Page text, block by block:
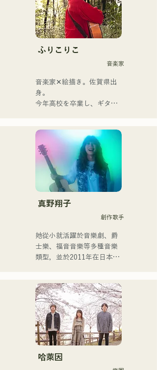
由主唱兼吉他手神谷雄馬傾
情演繹的懷舊歌曲，將流行
搖滾的精髓淋漓盡致地展現
出來。時而柔和、時而激昂
的旋律和歌詞，加上樂團成
以「令和歌謠搖滾」為名，
活躍於樂壇。
ふりこりこ
音楽家
音楽家✕絵描き。佐賀県出
身。
今年高校を卒業し、ギター
行う傍ら、大胆な色彩感覚
を活かしたアート制作に励
む。枠に収まりきれないマ
ルチな表現スタイルを確立
するため、日々探求を続け
ている。現在はSNSを中心
に、自身の表現を発信中。
真野翔子
創作歌手
她從小就活躍於音樂劇、爵
士樂、福音音樂等多種音樂
類型，並於2011年在日本出
心，在各種媒體上亮相，也
參與了許多企業廣告歌曲和
電影的製作。
2014年至2017年，她以東京
為據點，活躍於多個領域，
包括為寶礦力水特電視廣告
作曲、在富士電視台
哈萊因